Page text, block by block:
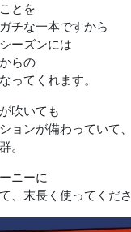
とを
チな一本ですから
ーズンには
らの
ってくれます。
吹いても
ョンが備わっていて、
。
ニーに
、末長く使ってくださ